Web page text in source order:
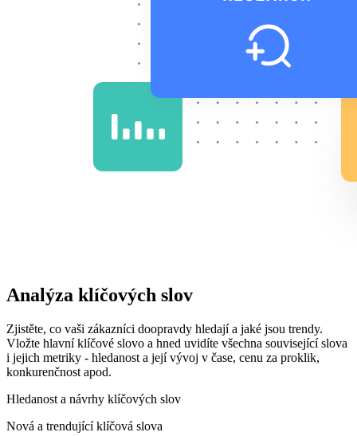
Analýza klíčových slov
Zjistěte, co vaši zákazníci doopravdy hledají a jaké jsou trendy.
Vložte hlavní klíčové slovo a hned uvidíte všechna související slova
i jejich metriky - hledanost a její vývoj v čase, cenu za proklik,
konkurenčnost apod.
Hledanost a návrhy klíčových slov
Nová a trendující klíčová slova